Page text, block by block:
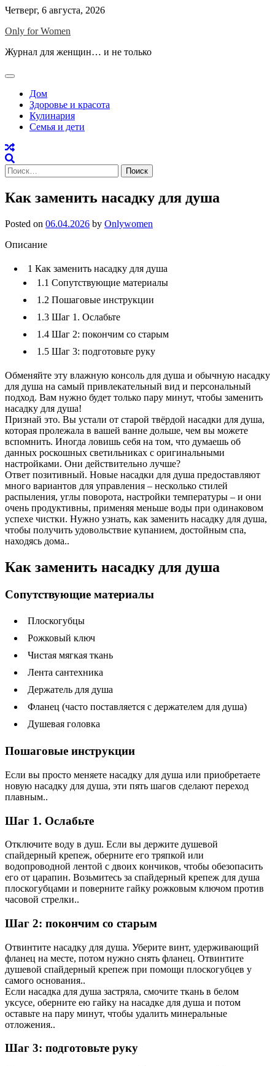
Skip
content
Четверг, 6 августа, 2026
Only for Women
Журнал для женщин… и не только
Дом
Здоровье и красота
Кулинария
Семья и дети
Найти:
Как заменить насадку для душа
Posted on 06.04.2026 by Onlywomen
Описание
1 Как заменить насадку для душа
1.1 Сопутствующие материалы
1.2 Пошаговые инструкции
1.3 Шаг 1. Ослабьте
1.4 Шаг 2: покончим со старым
1.5 Шаг 3: подготовьте руку
Обменяйте эту влажную консоль для душа и обычную насадку
для душа на самый привлекательный вид и персональный
подход. Вам нужно будет только пару минут, чтобы заменить
насадку для душа!
Признай это. Вы устали от старой твёрдой насадки для душа,
которая пролежала в вашей ванне дольше, чем вы можете
вспомнить. Иногда ловишь себя на том, что думаешь об
данных роскошных светильниках с оригинальными
настройками. Они действительно лучше?
Ответ позитивный. Новые насадки для душа предоставляют
много вариантов для управления – несколько стилей
распыления, углы поворота, настройки температуры – и они
очень продуктивны, применяя меньше воды при одинаковом
успехе чистки. Нужно узнать, как заменить насадку для душа,
чтобы получить удовольствие купанием, достойным спа,
находясь дома..
Как заменить насадку для душа
Сопутствующие материалы
Плоскогубцы
Рожковый ключ
Чистая мягкая ткань
Лента сантехника
Держатель для душа
Фланец (часто поставляется с держателем для душа)
Душевая головка
Пошаговые инструкции
Если вы просто меняете насадку для душа или приобретаете
новую насадку для душа, эти пять шагов сделают переход
плавным..
Шаг 1. Ослабьте
Отключите воду в душ. Если вы держите душевой
спайдерный крепеж, оберните его тряпкой или
водопроводной лентой с двоих кончиков, чтобы обезопасить
его от царапин. Возьмитесь за спайдерный крепеж для душа
плоскогубцами и поверните гайку рожковым ключом против
часовой стрелки..
Шаг 2: покончим со старым
Отвинтите насадку для душа. Уберите винт, удерживающий
фланец на месте, потом нужно снять фланец. Отвинтите
душевой спайдерный крепеж при помощи плоскогубцев у
самого основания..
Если насадка для душа застряла, смочите ткань в белом
уксусе, оберните ею гайку на насадке для душа и потом
оставьте на пару минут, чтобы удалить минеральные
отложения..
Шаг 3: подготовьте руку